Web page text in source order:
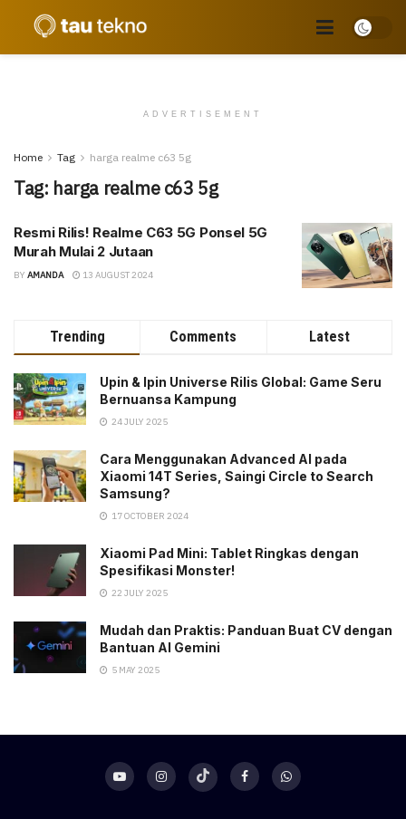
ADVERTISEMENT
Home Tag harga realme c63 5g
Tag: harga realme c63 5g
Resmi Rilis! Realme C63 5G Ponsel 5G
Murah Mulai 2 Jutaan
BY AMANDA 13 AUGUST 2024
Trending Comments Latest
Upin & Ipin Universe Rilis Global: Game Seru
Bernuansa Kampung
24 JULY 2025
Cara Menggunakan Advanced AI pada
Xiaomi 14T Series, Saingi Circle to Search
Samsung?
17 OCTOBER 2024
Xiaomi Pad Mini: Tablet Ringkas dengan
Spesifikasi Monster!
22 JULY 2025
Mudah dan Praktis: Panduan Buat CV dengan
Bantuan AI Gemini
5 MAY 2025